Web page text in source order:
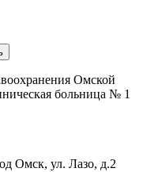
Омской
больница № 1
Омск, ул. Лазо, д.2